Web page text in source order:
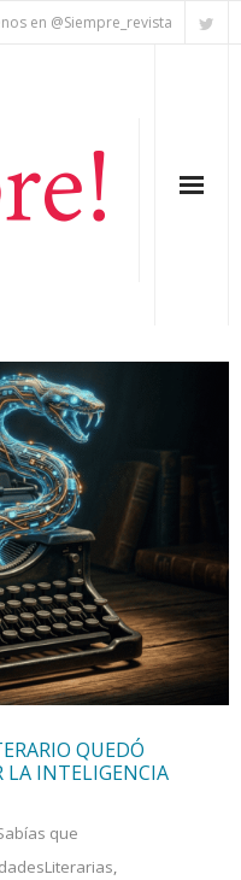
en @Siempre_revista
QUEDÓ
LA INTELIGENCIA
que
,